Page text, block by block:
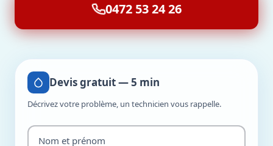
0472 53 24 26
Devis gratuit — 5 min
Décrivez votre problème, un technicien vous rappelle.